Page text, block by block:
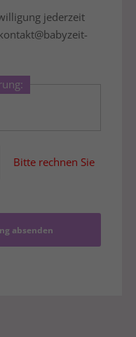
jederzeit
Bitte rechnen Sie
absenden